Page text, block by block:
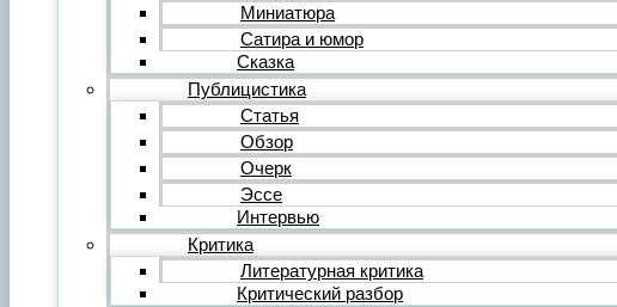
Миниатюра
Сатира и юмор
Сказка
Публицистика
Статья
Обзор
Очерк
Эссе
Интервью
Критика
Литературная критика
Критический разбор
Все темы форума
О литературе
О политике
О музыке
О кино
О разном
Комментарии
Пользователи
Авторский анонс
Редакция
Инструкции
Вставка видеоплеера
Вставка аудиоплеера